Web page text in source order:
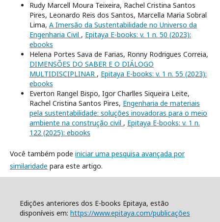
Rudy Marcell Moura Teixeira, Rachel Cristina Santos
Pires, Leonardo Reis dos Santos, Marcella Maria Sobral
Lima, A Imersão da Sustentabilidade no Universo da
Engenharia Civil , Epitaya E-books: v. 1 n. 50 (2023):
ebooks
Helena Portes Sava de Farias, Ronny Rodrigues Correia,
DIMENSÕES DO SABER E O DIÁLOGO
MULTIDISCIPLINAR , Epitaya E-books: v. 1 n. 55 (2023):
ebooks
Everton Rangel Bispo, Igor Charlles Siqueira Leite,
Rachel Cristina Santos Pires, Engenharia de materiais
pela sustentabilidade: soluções inovadoras para o meio
ambiente na construção civil , Epitaya E-books: v. 1 n.
122 (2025): ebooks
Você também pode iniciar uma pesquisa avançada por
similaridade para este artigo.
Edições anteriores dos E-books Epitaya, estão
disponíveis em: https://www.epitaya.com/publicações